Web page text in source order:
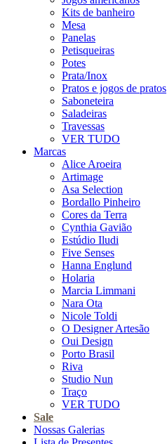
Kits de banheiro
Mesa
Panelas
Petisqueiras
Potes
Prata/Inox
Pratos e jogos de pratos
Saboneteira
Saladeiras
Travessas
VER TUDO
Marcas
Alice Aroeira
Artimage
Asa Selection
Bordallo Pinheiro
Cores da Terra
Cynthia Gavião
Estúdio Iludi
Five Senses
Hanna Englund
Holaria
Marcia Limmani
Nara Ota
Nicole Toldi
O Designer Artesão
Oui Design
Porto Brasil
Riva
Studio Nun
Traço
VER TUDO
Sale
Nossas Galerias